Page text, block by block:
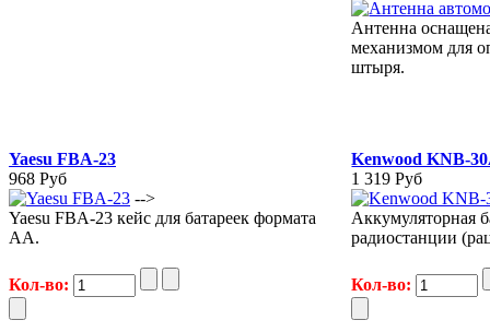
Антенна
механизмом для
штыря.
Yaesu FBA-23
968 Руб
-->
Yaesu FBA-23 кейс для батареек формата
АА.
Кол-во:
Kenwood KNB-
1 319 Руб
Аккумуляторная
радиостанции
Кол-во: